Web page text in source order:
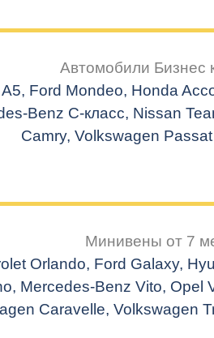
Автомобили Бизнес
Ford Mondeo, Honda
Benz C-класс, Nissan
Camry, Volkswagen Passat
Минивены от 7
Orlando, Ford Galaxy,
, Mercedes-Benz Vito, Opel
Caravelle, Volkswagen